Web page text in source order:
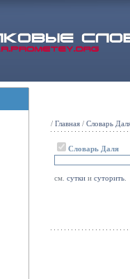
/ Главная / Словарь
Словарь Даля
см. сутки и суторить